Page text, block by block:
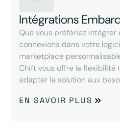
Intégrations
Que vous préfériez
connexions dans votre
marketplace
Chift vous offre la flexibilité
adapter la solution aux
EN SAVOIR PLUS